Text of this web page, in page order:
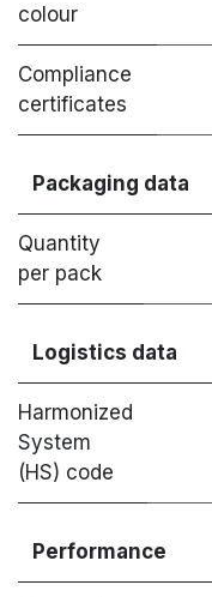
colour
Compliance
certificates
Packaging data
Quantity
per pack
Logistics data
Harmonized
System
(HS) code
Performance